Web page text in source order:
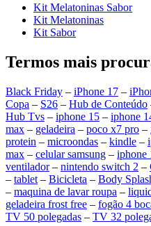
Kit Melatoninas Sabor
Kit Melatoninas
Kit Sabor
Termos mais
Black Friday – iPhone 17 –
Copa – S26 – Hub de Conteúdo
Hub Tvs – iphone 15 – iphone
max – geladeira – poco x7 pro –
protein – microondas – kindle –
max – celular samsung – iphone
ventilador– nintendo switch 2 –
– tablet – Bicicleta – Body
– maquina de lavar roupa –
geladeira frost free – fogão 4
TV 50 polegadas – TV 32